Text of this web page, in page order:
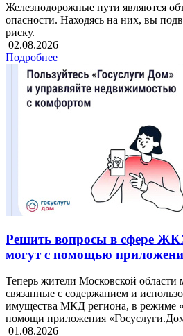
Железнодорожные пути являются
опасности. Находясь на них, вы
риску.
02.08.2026
Подробнее
Решить вопросы в сфере
могут с помощью
Теперь жители Московской области
связанные с содержанием и
имущества МКД региона, в режиме
помощи приложения
01.08.2026